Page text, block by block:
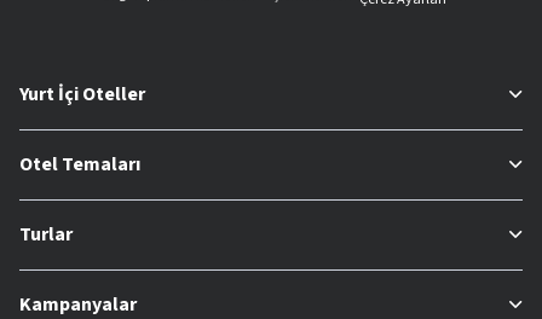
Yurt İçi Oteller
Otel Temaları
Turlar
Kampanyalar